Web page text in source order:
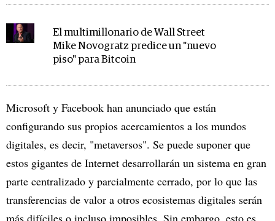
El multimillonario de Wall Street
Mike Novogratz predice un "nuevo
piso" para Bitcoin
Microsoft y Facebook han anunciado que están
configurando sus propios acercamientos a los mundos
digitales, es decir, "metaversos". Se puede suponer que
estos gigantes de Internet desarrollarán un sistema en gran
parte centralizado y parcialmente cerrado, por lo que las
transferencias de valor a otros ecosistemas digitales serán
más difíciles o incluso imposibles. Sin embargo, esto es